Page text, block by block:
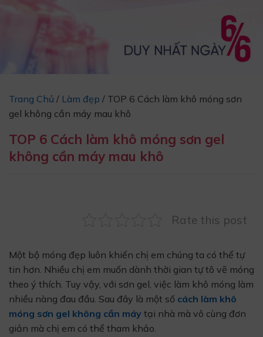
Trang Chủ / Làm đẹp / TOP 6 Cách làm khô móng sơn
gel không cần máy mau khô
TOP 6 Cách làm khô móng sơn gel
không cần máy mau khô
Rate this post
Một bộ móng đẹp luôn khiến chị em chúng ta có thể tự
tin hơn. Nhiều chị em muốn dành thời gian tự tô vẽ móng
theo ý thích. Tuy vậy, với sơn gel, việc làm khô móng làm
nhiều nàng đau đầu. Sau đây là một số cách làm khô
móng sơn gel không cần máy tại nhà mà vô cùng đơn
giản mà chị em có thể tham khảo.